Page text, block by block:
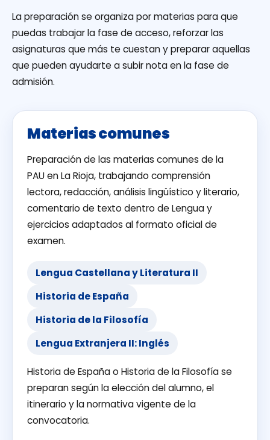
La preparación se organiza por materias para que
puedas trabajar la fase de acceso, reforzar las
asignaturas que más te cuestan y preparar aquellas
que pueden ayudarte a subir nota en la fase de
admisión.
Materias comunes
Preparación de las materias comunes de la
PAU en La Rioja, trabajando comprensión
lectora, redacción, análisis lingüístico y literario,
comentario de texto dentro de Lengua y
ejercicios adaptados al formato oficial de
examen.
Lengua Castellana y Literatura II
Historia de España
Historia de la Filosofía
Lengua Extranjera II: Inglés
Historia de España o Historia de la Filosofía se
preparan según la elección del alumno, el
itinerario y la normativa vigente de la
convocatoria.